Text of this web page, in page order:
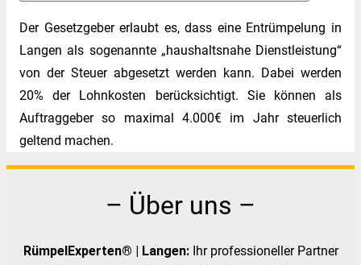
Der Gesetzgeber erlaubt es, dass eine Entrümpelung in
Langen als sogenannte „haushaltsnahe Dienstleistung“
von der Steuer abgesetzt werden kann. Dabei werden
20% der Lohnkosten berücksichtigt. Sie können als
Auftraggeber so maximal 4.000€ im Jahr steuerlich
geltend machen.
– Über uns –
RümpelExperten® | Langen:Ihr professioneller Partner